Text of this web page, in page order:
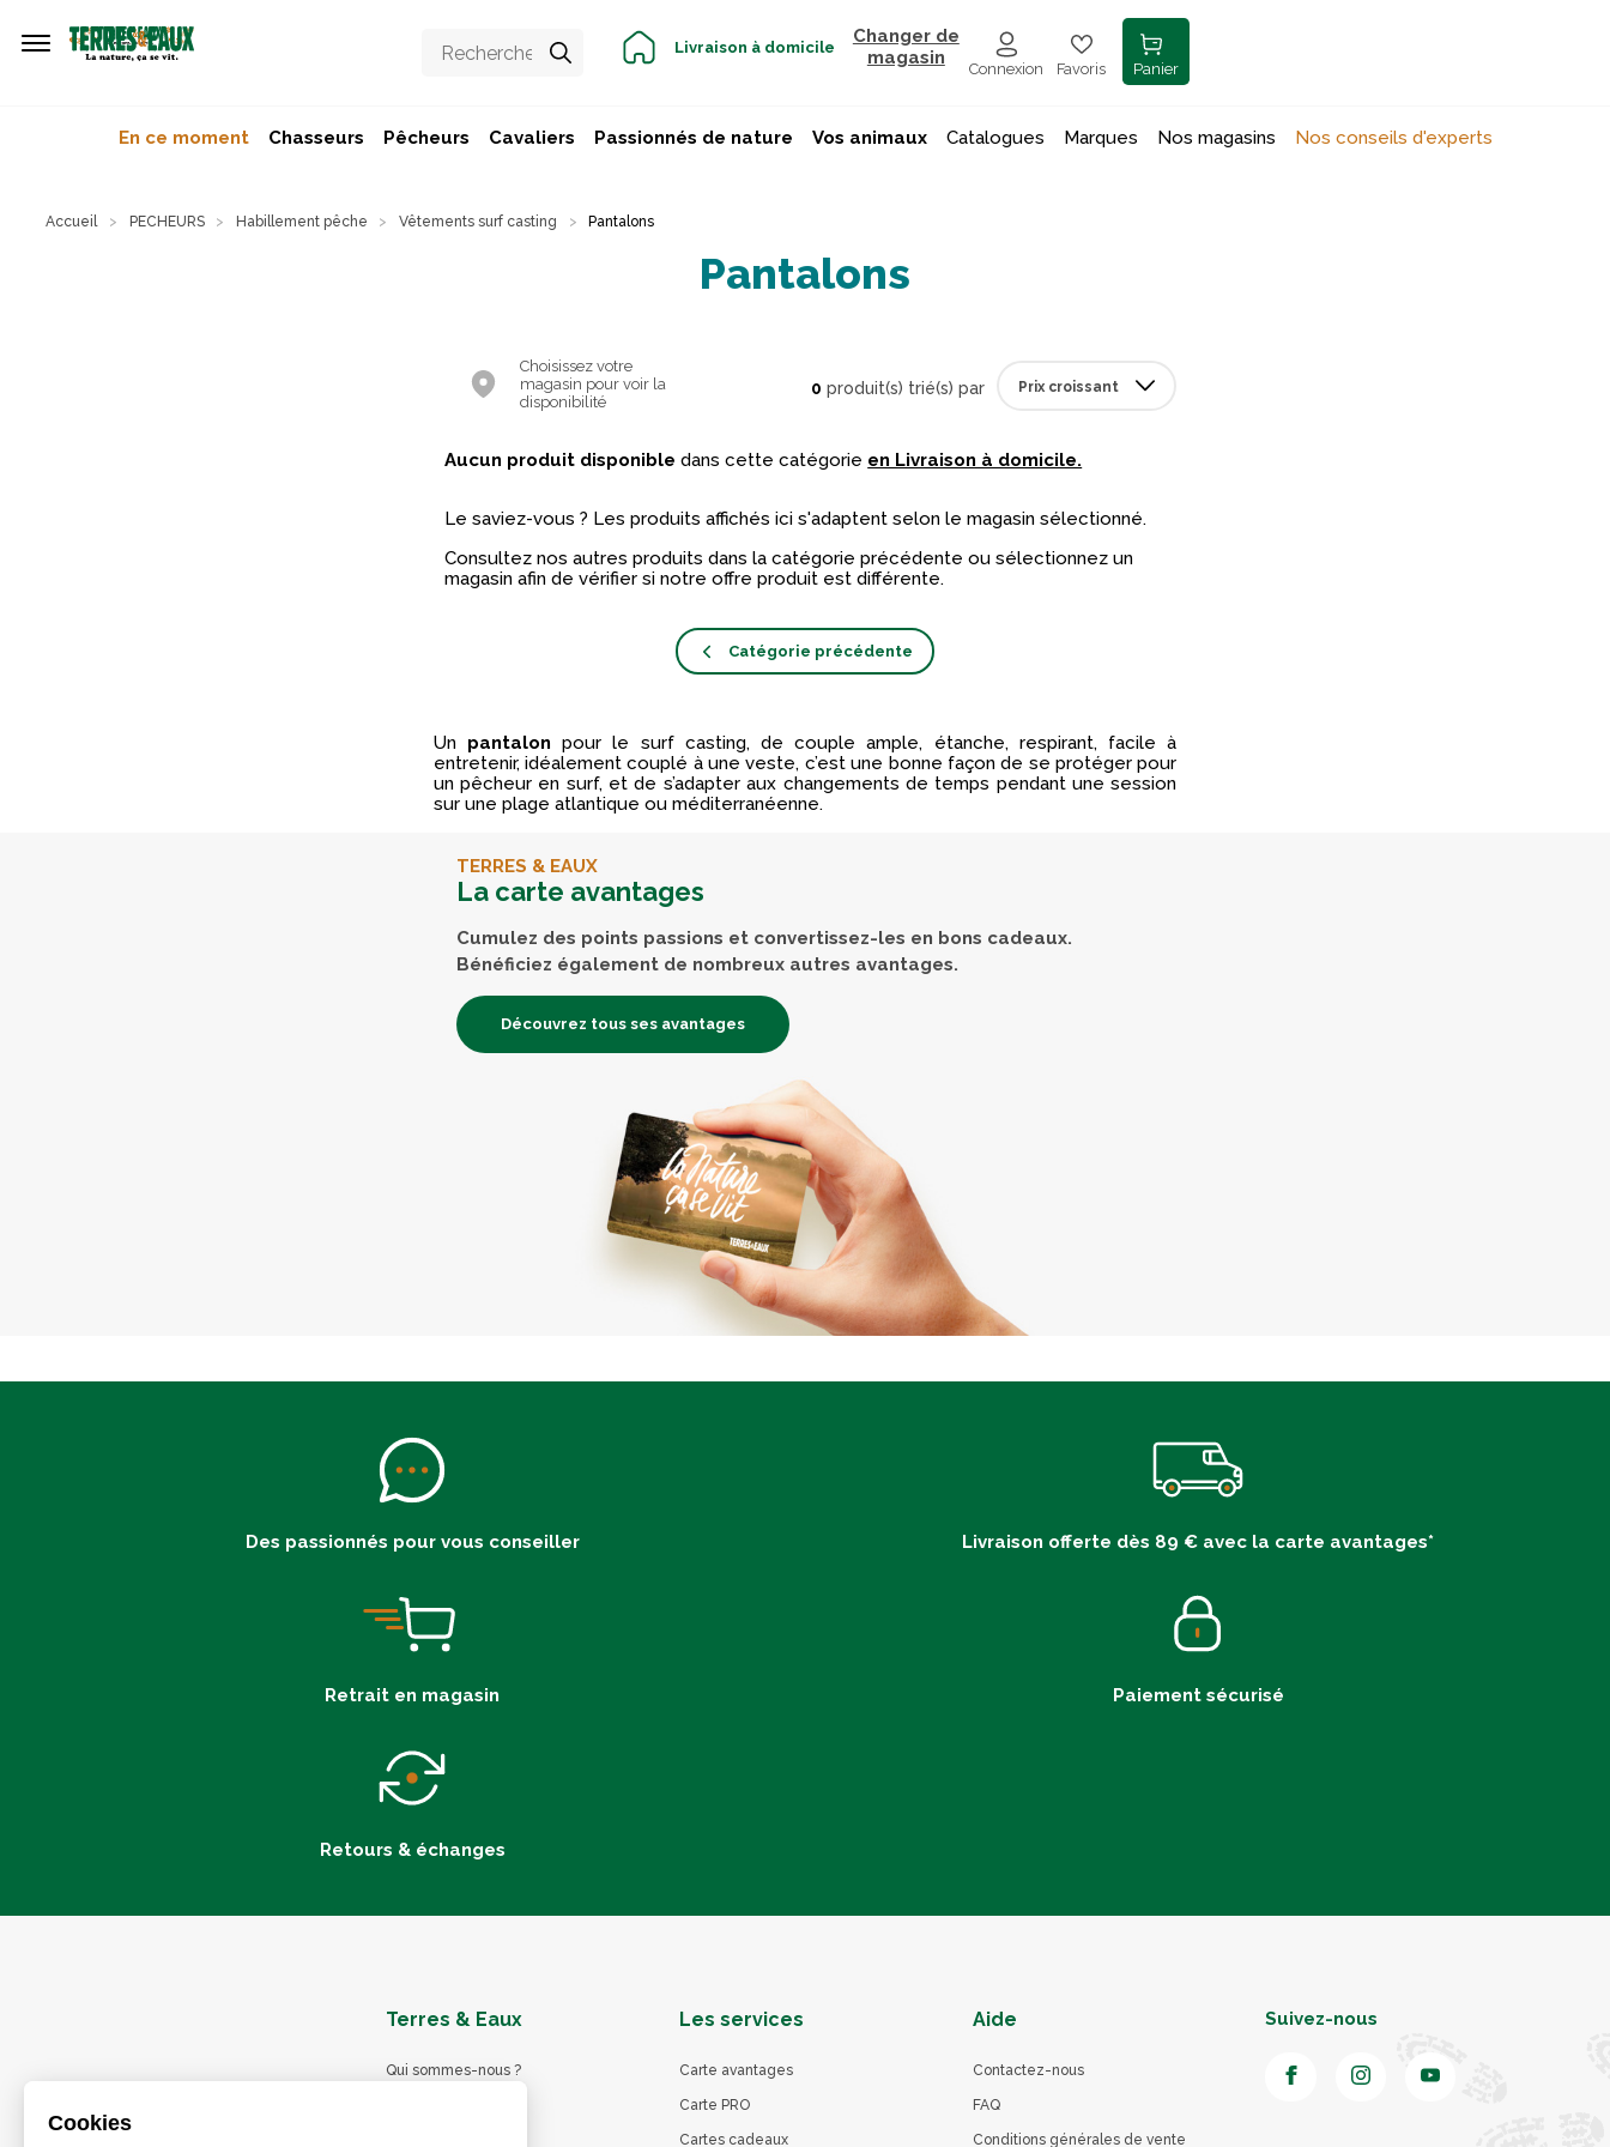
Cookies
Livraison à domicile
Changer de
magasin
Connexion Favoris Panier
En ce moment Chasseurs Pêcheurs Cavaliers Passionnés de nature Vos animaux Catalogues Marques Nos magasins Nos conseils d'experts
Accueil PECHEURS Habillement pêche Vêtements surf casting Pantalons
Pantalons
Choisissez votre
magasin pour voir la
disponibilité
0 produit(s) trié(s) par
Aucun produit disponible dans cette catégorie en Livraison à domicile.
Le saviez-vous ? Les produits affichés ici s'adaptent selon le magasin sélectionné.
Consultez nos autres produits dans la catégorie précédente ou sélectionnez un
magasin afin de vérifier si notre offre produit est différente.
Catégorie précédente
Un pantalonpour le surf casting, de couple ample, étanche, respirant, facile à
entretenir, idéalement couplé à une veste, c’est une bonne façon de se protéger pour
un pêcheur en surf, et de s’adapter aux changements de temps pendant une session
sur une plage atlantique ou méditerranéenne.
TERRES & EAUX
La carte avantages
Cumulez des points passions et convertissez-les en bons cadeaux.
Bénéficiez également de nombreux autres avantages.
Découvrez tous ses avantages
Des passionnés pour vous conseiller Livraison offerte dès 89 € avec la carte avantages*
Retrait en magasin Paiement sécurisé
Retours & échanges
Terres & Eaux
Qui sommes-nous ?
Les services
Carte avantages
Carte PRO
Cartes cadeaux
Aide
Contactez-nous
FAQ
Conditions générales de vente
Suivez-nous